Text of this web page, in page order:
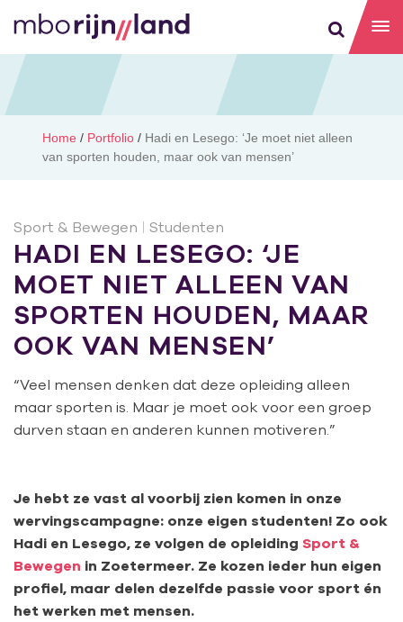
Home / Portfolio / Hadi en Lesego: ‘Je moet niet alleen
van sporten houden, maar ook van mensen’
Sport & Bewegen | Studenten
HADI EN LESEGO: ‘JE
MOET NIET ALLEEN VAN
SPORTEN HOUDEN, MAAR
OOK VAN MENSEN’
“Veel mensen denken dat deze opleiding alleen
maar sporten is. Maar je moet ook voor een groep
durven staan en anderen kunnen motiveren.”
Je hebt ze vast al voorbij zien komen in onze
wervingscampagne: onze eigen studenten! Zo ook
Hadi en Lesego, ze volgen de opleiding Sport &
Bewegen in Zoetermeer. Ze kozen ieder hun eigen
profiel, maar delen dezelfde passie voor sport én
het werken met mensen.